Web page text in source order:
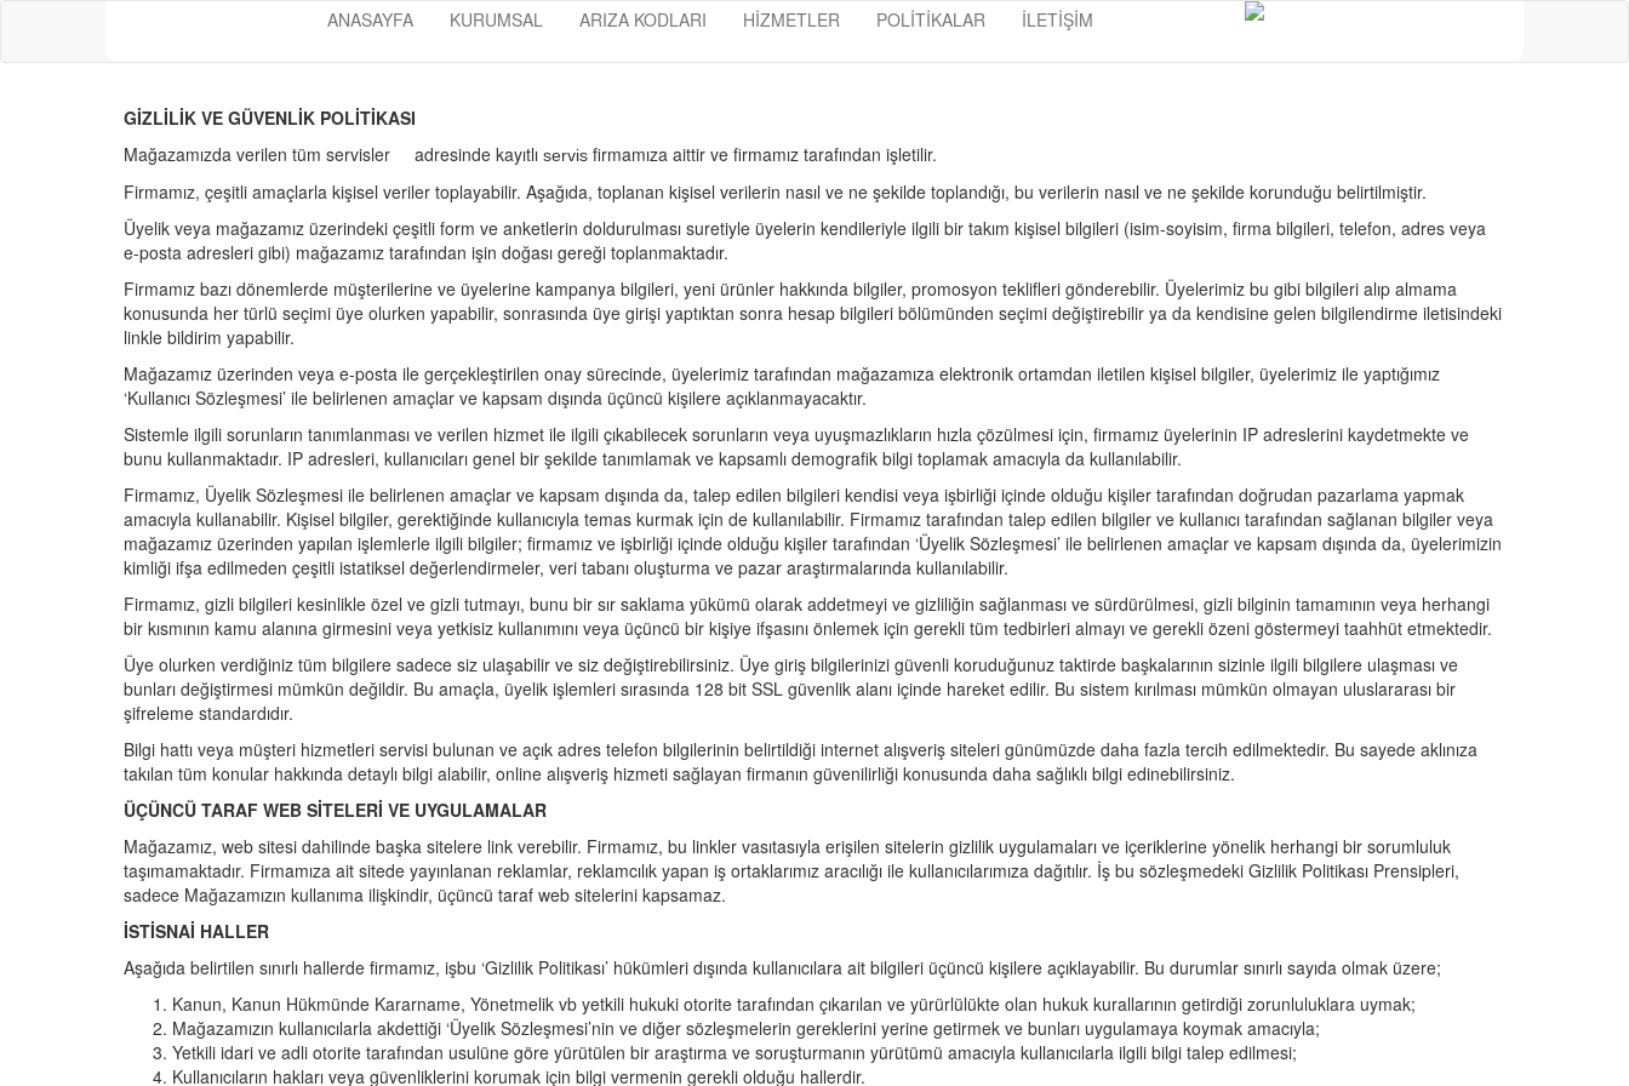
ANASAYFA KURUMSAL ARIZA KODLARI HİZMETLER POLİTİKALAR İLETİŞİM
GİZLİLİK VE GÜVENLİK POLİTİKASI
Mağazamızda verilen tüm servisler adresinde kayıtlı servis firmamıza aittir ve firmamız tarafından işletilir.
Firmamız, çeşitli amaçlarla kişisel veriler toplayabilir. Aşağıda, toplanan kişisel verilerin nasıl ve ne şekilde toplandığı, bu verilerin nasıl ve ne şekilde korunduğu belirtilmiştir.
Üyelik veya mağazamız üzerindeki çeşitli form ve anketlerin doldurulması suretiyle üyelerin kendileriyle ilgili bir takım kişisel bilgileri (isim-soyisim, firma bilgileri, telefon, adres veya
e-posta adresleri gibi) mağazamız tarafından işin doğası gereği toplanmaktadır.
Firmamız bazı dönemlerde müşterilerine ve üyelerine kampanya bilgileri, yeni ürünler hakkında bilgiler, promosyon teklifleri gönderebilir. Üyelerimiz bu gibi bilgileri alıp almama
konusunda her türlü seçimi üye olurken yapabilir, sonrasında üye girişi yaptıktan sonra hesap bilgileri bölümünden seçimi değiştirebilir ya da kendisine gelen bilgilendirme iletisindeki
linkle bildirim yapabilir.
Mağazamız üzerinden veya e-posta ile gerçekleştirilen onay sürecinde, üyelerimiz tarafından mağazamıza elektronik ortamdan iletilen kişisel bilgiler, üyelerimiz ile yaptığımız
‘Kullanıcı Sözleşmesi’ ile belirlenen amaçlar ve kapsam dışında üçüncü kişilere açıklanmayacaktır.
Sistemle ilgili sorunların tanımlanması ve verilen hizmet ile ilgili çıkabilecek sorunların veya uyuşmazlıkların hızla çözülmesi için, firmamız üyelerinin IP adreslerini kaydetmekte ve
bunu kullanmaktadır. IP adresleri, kullanıcıları genel bir şekilde tanımlamak ve kapsamlı demografik bilgi toplamak amacıyla da kullanılabilir.
Firmamız, Üyelik Sözleşmesi ile belirlenen amaçlar ve kapsam dışında da, talep edilen bilgileri kendisi veya işbirliği içinde olduğu kişiler tarafından doğrudan pazarlama yapmak
amacıyla kullanabilir. Kişisel bilgiler, gerektiğinde kullanıcıyla temas kurmak için de kullanılabilir. Firmamız tarafından talep edilen bilgiler ve kullanıcı tarafından sağlanan bilgiler veya
mağazamız üzerinden yapılan işlemlerle ilgili bilgiler; firmamız ve işbirliği içinde olduğu kişiler tarafından ‘Üyelik Sözleşmesi’ ile belirlenen amaçlar ve kapsam dışında da, üyelerimizin
kimliği ifşa edilmeden çeşitli istatiksel değerlendirmeler, veri tabanı oluşturma ve pazar araştırmalarında kullanılabilir.
Firmamız, gizli bilgileri kesinlikle özel ve gizli tutmayı, bunu bir sır saklama yükümü olarak addetmeyi ve gizliliğin sağlanması ve sürdürülmesi, gizli bilginin tamamının veya herhangi
bir kısmının kamu alanına girmesini veya yetkisiz kullanımını veya üçüncü bir kişiye ifşasını önlemek için gerekli tüm tedbirleri almayı ve gerekli özeni göstermeyi taahhüt etmektedir.
Üye olurken verdiğiniz tüm bilgilere sadece siz ulaşabilir ve siz değiştirebilirsiniz. Üye giriş bilgilerinizi güvenli koruduğunuz taktirde başkalarının sizinle ilgili bilgilere ulaşması ve
bunları değiştirmesi mümkün değildir. Bu amaçla, üyelik işlemleri sırasında 128 bit SSL güvenlik alanı içinde hareket edilir. Bu sistem kırılması mümkün olmayan uluslararası bir
şifreleme standardıdır.
Bilgi hattı veya müşteri hizmetleri servisi bulunan ve açık adres telefon bilgilerinin belirtildiği internet alışveriş siteleri günümüzde daha fazla tercih edilmektedir. Bu sayede aklınıza
takılan tüm konular hakkında detaylı bilgi alabilir, online alışveriş hizmeti sağlayan firmanın güvenilirliği konusunda daha sağlıklı bilgi edinebilirsiniz.
ÜÇÜNCÜ TARAF WEB SİTELERİ VE UYGULAMALAR
Mağazamız, web sitesi dahilinde başka sitelere link verebilir. Firmamız, bu linkler vasıtasıyla erişilen sitelerin gizlilik uygulamaları ve içeriklerine yönelik herhangi bir sorumluluk
taşımamaktadır. Firmamıza ait sitede yayınlanan reklamlar, reklamcılık yapan iş ortaklarımız aracılığı ile kullanıcılarımıza dağıtılır. İş bu sözleşmedeki Gizlilik Politikası Prensipleri,
sadece Mağazamızın kullanıma ilişkindir, üçüncü taraf web sitelerini kapsamaz.
İSTİSNAİ HALLER
Aşağıda belirtilen sınırlı hallerde firmamız, işbu ‘Gizlilik Politikası’ hükümleri dışında kullanıcılara ait bilgileri üçüncü kişilere açıklayabilir. Bu durumlar sınırlı sayıda olmak üzere;
Kanun, Kanun Hükmünde Kararname, Yönetmelik vb yetkili hukuki otorite tarafından çıkarılan ve yürürlülükte olan hukuk kurallarının getirdiği zorunluluklara uymak;
Mağazamızın kullanıcılarla akdettiği ‘Üyelik Sözleşmesi’nin ve diğer sözleşmelerin gereklerini yerine getirmek ve bunları uygulamaya koymak amacıyla;
Yetkili idari ve adli otorite tarafından usulüne göre yürütülen bir araştırma ve soruşturmanın yürütümü amacıyla kullanıcılarla ilgili bilgi talep edilmesi;
Kullanıcıların hakları veya güvenliklerini korumak için bilgi vermenin gerekli olduğu hallerdir.